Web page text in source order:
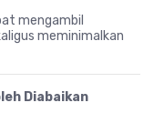
mengambil
meminimalkan
Diabaikan